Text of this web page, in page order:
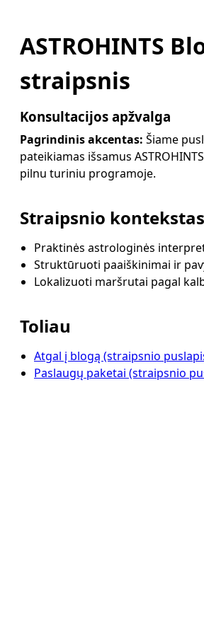
ASTROHINTS
straipsnis
Konsultacijos apžvalga
Pagrindinis akcentas: Šiame
pateikiamas išsamus
pilnu turiniu programoje.
Straipsnio kontekstas
Praktinės astrologinės
Struktūruoti paaiškinimai ir
Lokalizuoti maršrutai pagal
Toliau
Atgal į blogą (straipsnio
Paslaugų paketai (straipsnio